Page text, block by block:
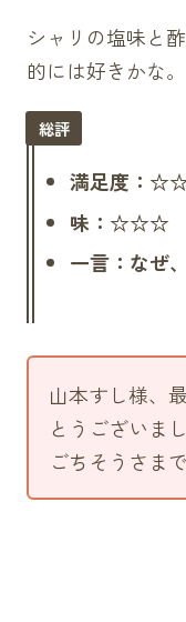
シャリの塩味と
的には好きかな。
満足度：
味：☆☆☆
一言：なぜ
山本すし様、
とうございまし
ごちそうさま